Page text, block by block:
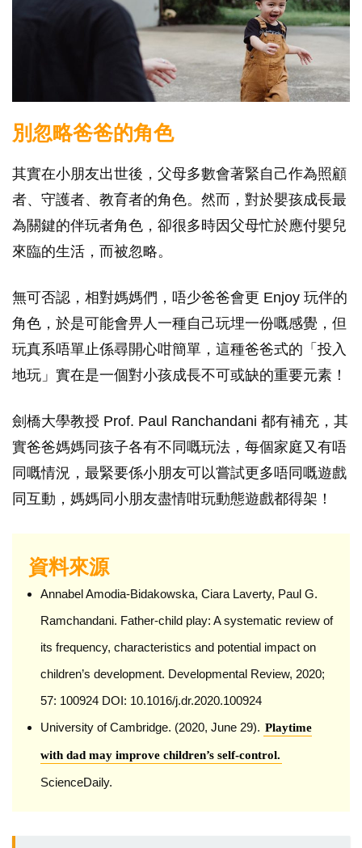
別忽略爸爸的角色
其實在小朋友出世後，父母多數會著緊自己作為照顧
者、守護者、教育者的角色。然而，對於嬰孩成長最
為關鍵的伴玩者角色，卻很多時因父母忙於應付嬰兒
來臨的生活，而被忽略。
無可否認，相對媽媽們，唔少爸爸會更 Enjoy 玩伴的
角色，於是可能會畀人一種自己玩埋一份嘅感覺，但
玩真系唔單止係尋開心咁簡單，這種爸爸式的「投入
地玩」實在是一個對小孩成長不可或缺的重要元素！
劍橋大學教授 Prof. Paul Ranchandani 都有補充，其
實爸爸媽媽同孩子各有不同嘅玩法，每個家庭又有唔
同嘅情況，最緊要係小朋友可以嘗試更多唔同嘅遊戲
同互動，媽媽同小朋友盡情咁玩動態遊戲都得架！
資料來源
Annabel Amodia-Bidakowska, Ciara Laverty, Paul G.
Ramchandani. Father-child play: A systematic review of
its frequency, characteristics and potential impact on
children’s development. Developmental Review, 2020;
57: 100924 DOI: 10.1016/j.dr.2020.100924
University of Cambridge. (2020, June 29). Playtime
with dad may improve children’s self-control.
ScienceDaily.